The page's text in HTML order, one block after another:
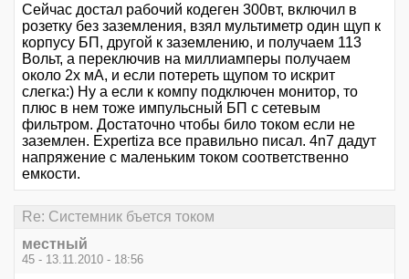
Сейчас достал рабочий кодеген 300вт, включил в
розетку без заземления, взял мультиметр один щуп к
корпусу БП, другой к заземлению, и получаем 113
Вольт, а переключив на миллиамперы получаем
около 2х мА, и если потереть щупом то искрит
слегка:) Ну а если к компу подключен монитор, то
плюс в нем тоже импульсный БП с сетевым
фильтром. Достаточно чтобы било током если не
заземлен. Expertiza все правильно писал. 4n7 дадут
напряжение с маленьким током соответственно
емкости.
Re: Системник бъется током
местный
45 - 13.11.2010 - 18:56